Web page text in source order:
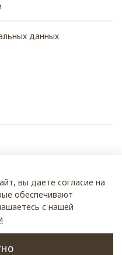
данных
вы даете согласие на
обеспечивают
с нашей